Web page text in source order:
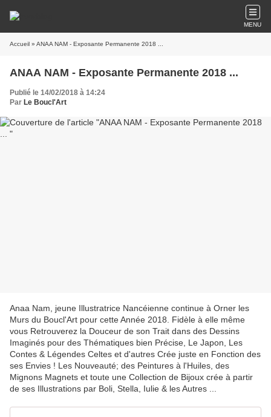
MENU
Accueil » ANAA NAM - Exposante Permanente 2018 ...
ANAA NAM - Exposante Permanente 2018 ...
Publié le 14/02/2018 à 14:24
Par Le Boucl'Art
Anaa Nam, jeune Illustratrice Nancéienne continue à Orner les
Murs du Boucl'Art pour cette Année 2018. Fidèle à elle même
vous Retrouverez la Douceur de son Trait dans des Dessins
Imaginés pour des Thématiques bien Précise, Le Japon, Les
Contes & Légendes Celtes et d'autres Crée juste en Fonction des
ses Envies ! Les Nouveauté; des Peintures à l'Huiles, des
Mignons Magnets et toute une Collection de Bijoux crée à partir
de ses Illustrations par Boli, Stella, Iulie & les Autres ...